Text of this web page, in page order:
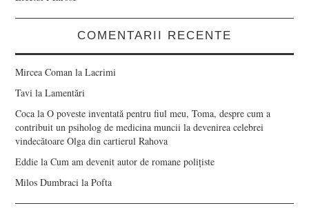
COMENTARII RECENTE
Mircea Coman laLacrimi
Tavi laLamentări
Coca laO poveste inventată pentru fiul meu, Toma, despre cum a
contribuit un psiholog de medicina muncii la devenirea celebrei
vindecătoare Olga din cartierul Rahova
Eddie laCum am devenit autor de romane polițiste
Milos Dumbraci laPofta